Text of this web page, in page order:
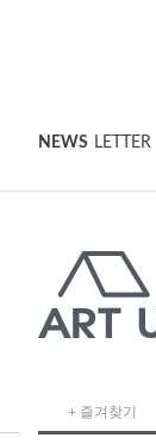
NEWS LETTER
+ 즐겨찾기